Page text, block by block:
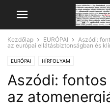
Kezdőlap EURÓPAI
Aszódi:
az európai ellátásbiztonságban és
EURÓPAI HÍRFOLYAM
Aszódi:
az